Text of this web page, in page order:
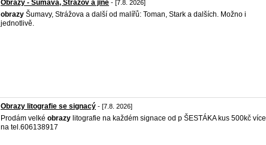
Obrazy - Šumava, Strážov a jiné - [7.8. 2026]
obrazy Šumavy, Strážova a další od malířů: Toman, Stark a dalších. Možno i
jednotlivě.
Obrazy litografie se signacý - [7.8. 2026]
Prodám velké obrazy litografie na každém signace od p ŠESTÁKA kus 500kč více
na tel.606138917